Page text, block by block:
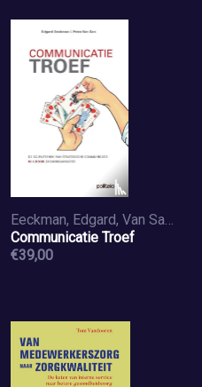
Eeckman, Edgard, Van San, Petra
Communicatie Troef
€39,00